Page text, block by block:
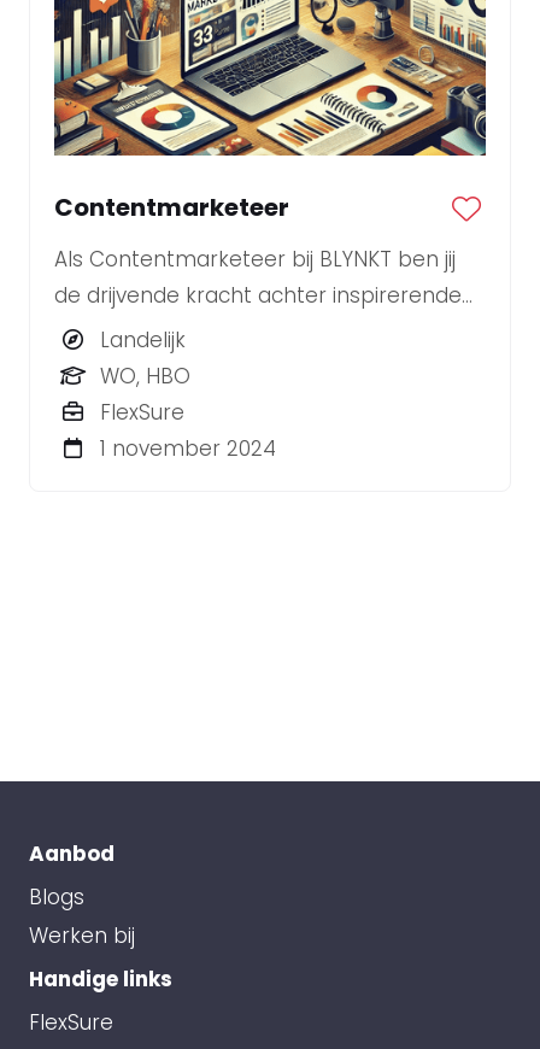
Contentmarketeer
Als Contentmarketeer bij BLYNKT ben jij
de drijvende kracht achter inspirerende
en resultaatgerichte contentstrategieën
voor diverse klanten.
Landelijk
WO, HBO
FlexSure
1 november 2024
Aanbod
Blogs
Werken bij
Handige links
FlexSure